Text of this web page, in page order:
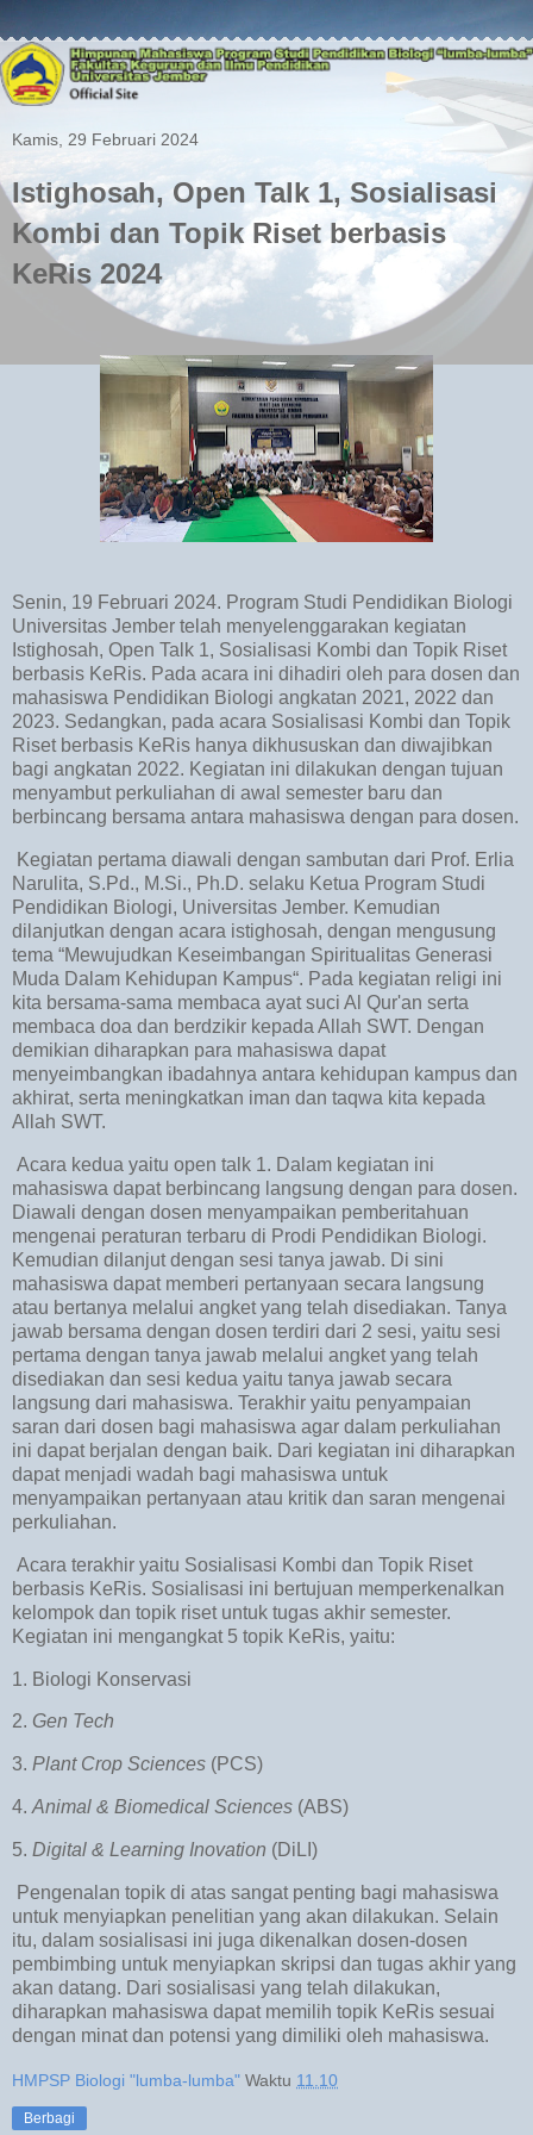
Kamis, 29 Februari 2024
Istighosah, Open Talk 1, Sosialisasi
Kombi dan Topik Riset berbasis
KeRis 2024
Senin, 19 Februari 2024. Program Studi Pendidikan Biologi
Universitas Jember telah menyelenggarakan kegiatan
Istighosah, Open Talk 1, Sosialisasi Kombi dan Topik Riset
berbasis KeRis. Pada acara ini dihadiri oleh para dosen dan
mahasiswa Pendidikan Biologi angkatan 2021, 2022 dan
2023. Sedangkan, pada acara Sosialisasi Kombi dan Topik
Riset berbasis KeRis hanya dikhususkan dan diwajibkan
bagi angkatan 2022. Kegiatan ini dilakukan dengan tujuan
menyambut perkuliahan di awal semester baru dan
berbincang bersama antara mahasiswa dengan para dosen.
Kegiatan pertama diawali dengan sambutan dari Prof. Erlia
Narulita, S.Pd., M.Si., Ph.D. selaku Ketua Program Studi
Pendidikan Biologi, Universitas Jember. Kemudian
dilanjutkan dengan acara istighosah, dengan mengusung
tema “Mewujudkan Keseimbangan Spiritualitas Generasi
Muda Dalam Kehidupan Kampus“. Pada kegiatan religi ini
kita bersama-sama membaca ayat suci Al Qur'an serta
membaca doa dan berdzikir kepada Allah SWT. Dengan
demikian diharapkan para mahasiswa dapat
menyeimbangkan ibadahnya antara kehidupan kampus dan
akhirat, serta meningkatkan iman dan taqwa kita kepada
Allah SWT.
Acara kedua yaitu open talk 1. Dalam kegiatan ini
mahasiswa dapat berbincang langsung dengan para dosen.
Diawali dengan dosen menyampaikan pemberitahuan
mengenai peraturan terbaru di Prodi Pendidikan Biologi.
Kemudian dilanjut dengan sesi tanya jawab. Di sini
mahasiswa dapat memberi pertanyaan secara langsung
atau bertanya melalui angket yang telah disediakan. Tanya
jawab bersama dengan dosen terdiri dari 2 sesi, yaitu sesi
pertama dengan tanya jawab melalui angket yang telah
disediakan dan sesi kedua yaitu tanya jawab secara
langsung dari mahasiswa. Terakhir yaitu penyampaian
saran dari dosen bagi mahasiswa agar dalam perkuliahan
ini dapat berjalan dengan baik. Dari kegiatan ini diharapkan
dapat menjadi wadah bagi mahasiswa untuk
menyampaikan pertanyaan atau kritik dan saran mengenai
perkuliahan.
Acara terakhir yaitu Sosialisasi Kombi dan Topik Riset
berbasis KeRis. Sosialisasi ini bertujuan memperkenalkan
kelompok dan topik riset untuk tugas akhir semester.
Kegiatan ini mengangkat 5 topik KeRis, yaitu:
1. Biologi Konservasi
2. Gen Tech
3. Plant Crop Sciences (PCS)
4. Animal & Biomedical Sciences (ABS)
5. Digital & Learning Inovation (DiLI)
Pengenalan topik di atas sangat penting bagi mahasiswa
untuk menyiapkan penelitian yang akan dilakukan. Selain
itu, dalam sosialisasi ini juga dikenalkan dosen-dosen
pembimbing untuk menyiapkan skripsi dan tugas akhir yang
akan datang. Dari sosialisasi yang telah dilakukan,
diharapkan mahasiswa dapat memilih topik KeRis sesuai
dengan minat dan potensi yang dimiliki oleh mahasiswa.
HMPSP Biologi "lumba-lumba" Waktu 11.10
Berbagi